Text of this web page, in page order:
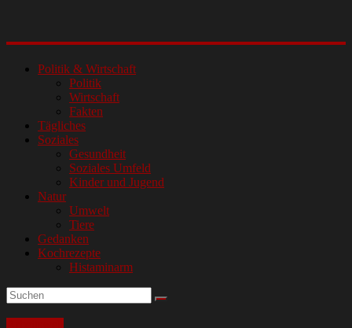
Politik & Wirtschaft
Politik
Wirtschaft
Fakten
Tägliches
Soziales
Gesundheit
Soziales Umfeld
Kinder und Jugend
Natur
Umwelt
Tiere
Gedanken
Kochrezepte
Histaminarm